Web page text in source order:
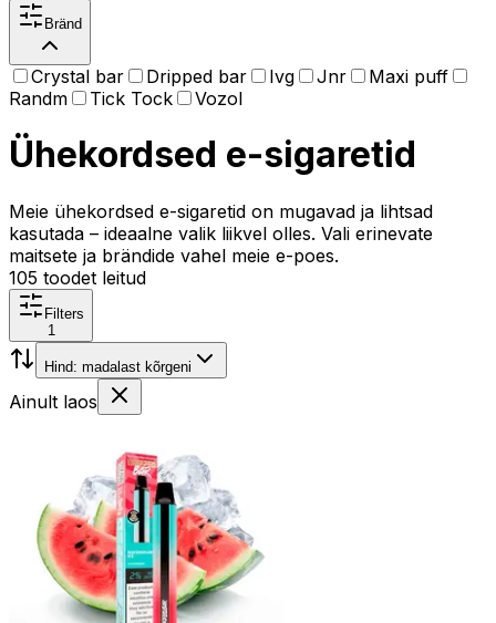
Bränd
Crystal bar Dripped bar Ivg Jnr
Maxi puff
Randm
Tick Tock Vozol
Ühekordsed e-sigaretid
Meie ühekordsed e-sigaretid on mugavad ja lihtsad
kasutada – ideaalne valik liikvel olles. Vali erinevate
maitsete ja brändide vahel meie e-poes.
105 toodet leitud
Filters
1
Hind: madalast kõrgeni
Ainult laos